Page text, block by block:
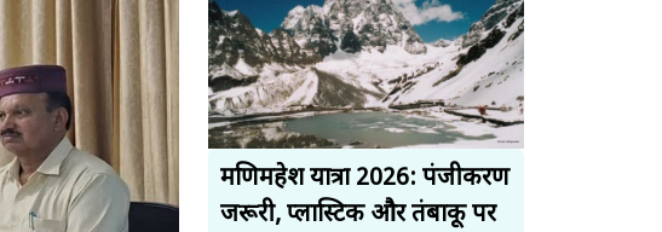
मणिमहेश यात्रा 2026: पंजीकरण
जरूरी, प्लास्टिक और तंबाकू पर